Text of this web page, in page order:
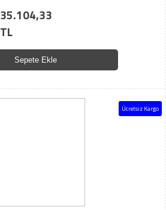
35.104,33
TL
Sepete Ekle
Ücretsiz Kargo